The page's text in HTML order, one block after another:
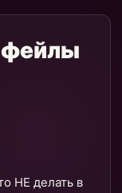
фейлы
НЕ делать в